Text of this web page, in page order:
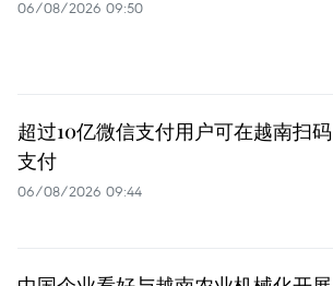
06/08/2026 09:50
超过10亿微信支付用户可在越南扫码
支付
06/08/2026 09:44